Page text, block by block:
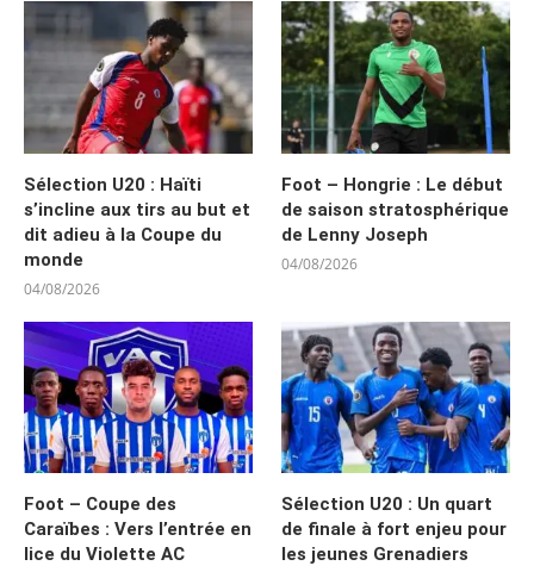
Sélection U20 : Haïti
s’incline aux tirs au but et
dit adieu à la Coupe du
monde
04/08/2026
Foot – Hongrie : Le début
de saison stratosphérique
de Lenny Joseph
04/08/2026
Foot – Coupe des
Caraïbes : Vers l’entrée en
lice du Violette AC
Sélection U20 : Un quart
de finale à fort enjeu pour
les jeunes Grenadiers